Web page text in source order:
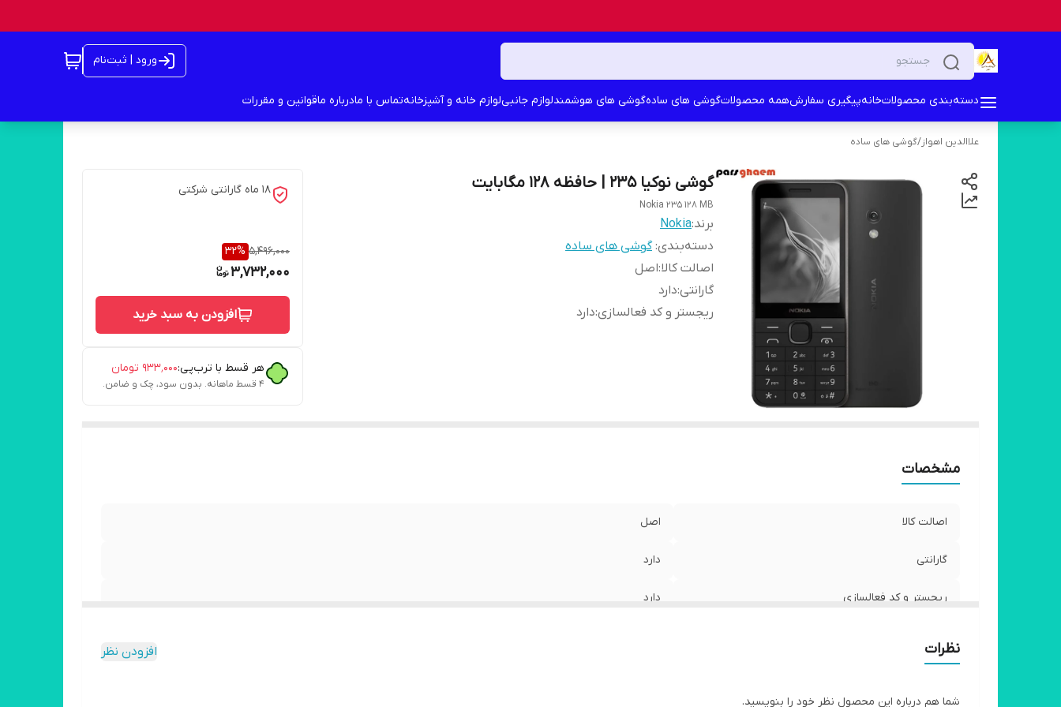
ورود | ثبت‌نام
دسته‌بندی محصولاتخانهپیگیری سفارشهمه محصولاتگوشی های سادهگوشی های هوشمندلوازم جانبیلوازم خانه و آشپزخانهتماس با مادرباره ماقوانین و مقررات
علاالدین اهواز/گوشی های ساده
گوشی نوکیا 235 | حافظه 128 مگابایت
Nokia 235 128 MB
برند:Nokia
دسته‌بندی:گوشی های ساده
اصالت کالا:اصل
گارانتی:دارد
ریجستر و کد فعالسازی:دارد
18 ماه گارانتی شرکتی
5,496,000
32%
3,732,000
افزودن به سبد خرید
هر قسط با ترب‌پی:۹۳۳٬۰۰۰ تومان
۴ قسط ماهانه. بدون سود، چک و ضامن.
مشخصات
اصالت کالا اصل
گارانتی دارد
ریجستر و کد فعالسازی دارد
نظرات افزودن نظر
شما هم درباره این محصول نظر خود را بنویسید.